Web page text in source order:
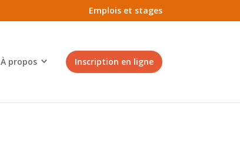
Emplois et stages
À propos Inscription en ligne